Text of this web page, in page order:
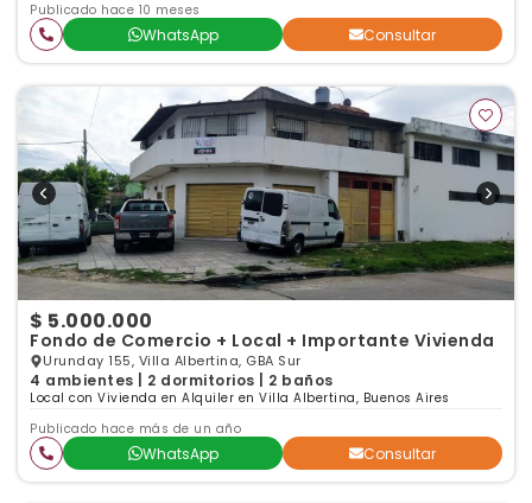
Publicado hace 10 meses
WhatsApp Consultar
$ 5.000.000
Fondo de Comercio + Local + Importante Vivienda
Urunday 155, Villa Albertina, GBA Sur
4 ambientes | 2 dormitorios | 2 baños
Local con Vivienda en Alquiler en Villa Albertina, Buenos Aires
Publicado hace más de un año
WhatsApp Consultar